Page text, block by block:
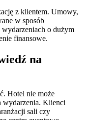
z klientem. Umowy,
w sposób
wydarzeniach o dużym
finansowe.
na
Hotel nie może
wydarzenia. Klienci
sali czy